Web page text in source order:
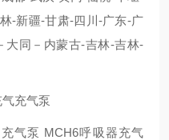
-新疆-甘肃-四川-广东-广
大同－内蒙古-吉林-吉林-
气泵 MCH6呼吸器充气